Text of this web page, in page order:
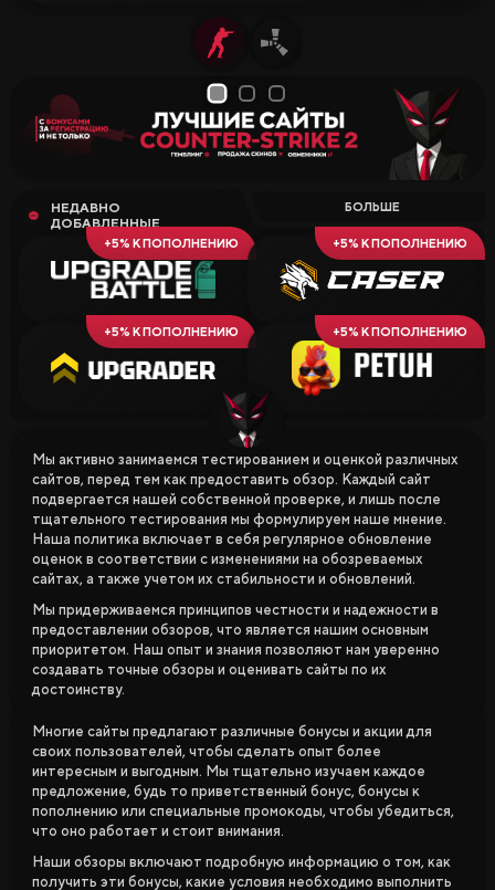
Мы активно занимаемся тестированием и оценкой различных
сайтов, перед тем как предоставить обзор. Каждый сайт
подвергается нашей собственной проверке, и лишь после
тщательного тестирования мы формулируем наше мнение.
Наша политика включает в себя регулярное обновление
оценок в соответствии с изменениями на обозреваемых
сайтах, а также учетом их стабильности и обновлений.
Мы придерживаемся принципов честности и надежности в
предоставлении обзоров, что является нашим основным
приоритетом. Наш опыт и знания позволяют нам уверенно
создавать точные обзоры и оценивать сайты по их
достоинству.
Многие сайты предлагают различные бонусы и акции для
своих пользователей, чтобы сделать опыт более
интересным и выгодным. Мы тщательно изучаем каждое
предложение, будь то приветственный бонус, бонусы к
пополнению или специальные промокоды, чтобы убедиться,
что оно работает и стоит внимания.
Наши обзоры включают подробную информацию о том, как
получить эти бонусы, какие условия необходимо выполнить
1 2 3
НЕДАВНО
ДОБАВЛЕННЫЕ
БОЛЬШЕ
+5% К ПОПОЛНЕНИЮ +5% К ПОПОЛНЕНИЮ
+5% К ПОПОЛНЕНИЮ +5% К ПОПОЛНЕНИЮ